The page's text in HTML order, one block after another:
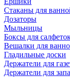
Стаканы для
Дозаторы
Мыльницы
Боксы для
Вешалки для
Гладильные доски
Держатели для
Держатели для